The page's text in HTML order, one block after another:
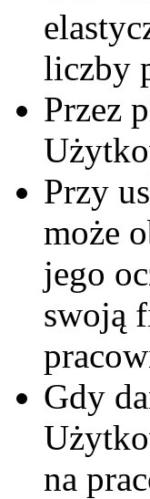
liczby
Przez
Przy
może
jego
swoją
Gdy
na